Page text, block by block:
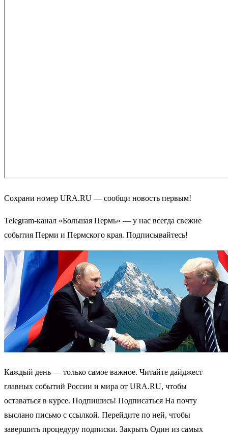
Сохрани номер URA.RU — сообщи новость первым!
Telegram-канал «Большая Пермь» — у нас всегда свежие
события Перми и Пермского края. Подписывайтесь!
Каждый день — только самое важное. Читайте дайджест
главных событий России и мира от URA.RU, чтобы
оставаться в курсе. Подпишись! Подписаться На почту
выслано письмо с ссылкой. Перейдите по ней, чтобы
завершить процедуру подписки. Закрыть Один из самых